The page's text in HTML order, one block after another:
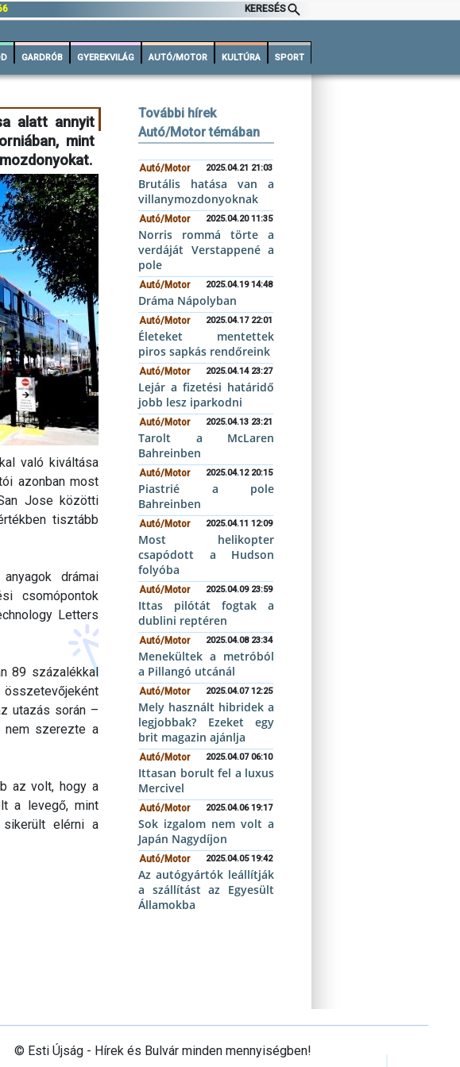
KERESÉS
GARDRÓB GYEREKVILÁG AUTÓ/MOTOR KULTÚRA SPORT
alatt annyit
mint
való kiváltása
azonban most
Jose közötti
tisztább
drámai
csomópontok
Letters
89 százalékkal
utazás során –
nem szerezte a
az volt, hogy a
a levegő, mint
elérni a
További hírek
Autó/Motor témában
Autó/Motor 2025.04.21 21:03
Brutális hatása van a
villanymozdonyoknak
Autó/Motor 2025.04.20 11:35
Norris rommá törte a
verdáját Verstappené a
pole
Autó/Motor 2025.04.19 14:48
Dráma Nápolyban
Autó/Motor 2025.04.17 22:01
Életeket mentettek
piros sapkás rendőreink
Autó/Motor 2025.04.14 23:27
Lejár a fizetési határidő
jobb lesz iparkodni
Autó/Motor 2025.04.13 23:21
Tarolt a McLaren
Bahreinben
Autó/Motor 2025.04.12 20:15
Piastrié a pole
Bahreinben
Autó/Motor 2025.04.11 12:09
Most helikopter
csapódott a Hudson
folyóba
Autó/Motor 2025.04.09 23:59
Ittas pilótát fogtak a
dublini reptéren
Autó/Motor 2025.04.08 23:34
Menekültek a metróból
a Pillangó utcánál
Autó/Motor 2025.04.07 12:25
Mely használt hibridek a
legjobbak? Ezeket egy
brit magazin ajánlja
Autó/Motor 2025.04.07 06:10
Ittasan borult fel a luxus
Mercivel
Autó/Motor 2025.04.06 19:17
Sok izgalom nem volt a
Japán Nagydíjon
Autó/Motor 2025.04.05 19:42
Az autógyártók leállítják
a szállítást az Egyesült
Államokba
© Esti Újság - Hírek és Bulvár minden mennyiségben!